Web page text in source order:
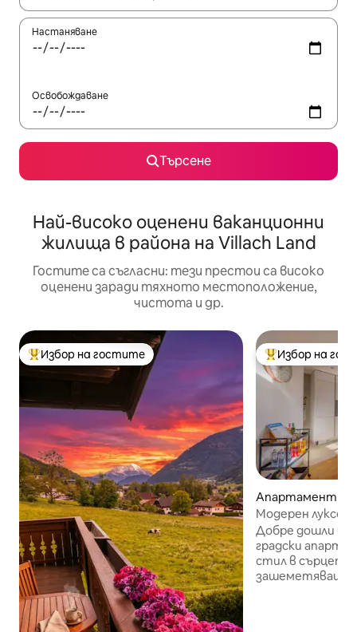
Настаняване
Освобождаване
Търсене
Най-високо оценени ваканционни
жилища в района на Villach Land
Гостите са съгласни: тези престои са високо
оценени заради тяхното местоположение,
чистота и др.
Най-популярен избор на гостите
Избор на гостите Най-популярен
Избор на
Апартамент –
Модерен
апартамент
Добре дошли в
градски
стил в сърцето
зашеметяващи